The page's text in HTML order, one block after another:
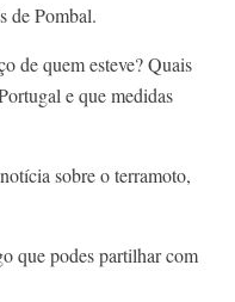
de Pombal.
de quem esteve? Quais
e que medidas
sobre o terramoto,
que podes partilhar com